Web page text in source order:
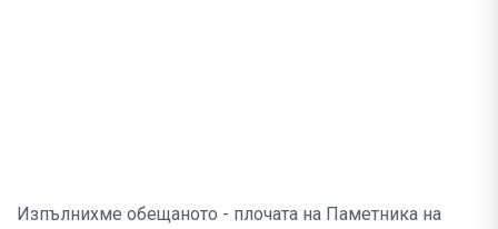
Изпълнихме обещаното - плочата на Паметника на